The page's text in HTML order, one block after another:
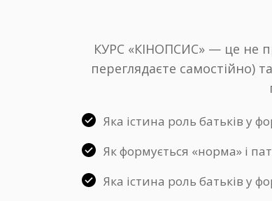
КУРС «КІНОПСИС» — це не
переглядаєте самостійно)
Яка істина роль батьків у
Як формується «норма» і
Яка істина роль батьків у